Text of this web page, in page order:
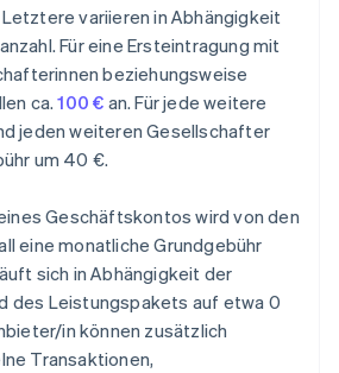
variieren in Abhängigkeit
Für eine Ersteintragung mit
beziehungsweise
ca.100 € an. Für jede weitere
jeden weiteren Gesellschafter
um 40 €.
Geschäftskontos wird von den
eine monatliche Grundgebühr
sich in Abhängigkeit der
des Leistungspakets auf etwa 0
in können zusätzlich
Transaktionen,